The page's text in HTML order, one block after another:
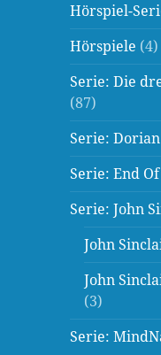
Hörspiel-
Hörspiele (4)
Serie: Die
(87)
Serie:
Serie: End
Serie: John
John
John
(3)
Serie: